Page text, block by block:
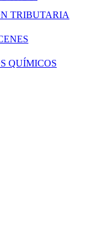
TRIBUTARIA
QUÍMICOS